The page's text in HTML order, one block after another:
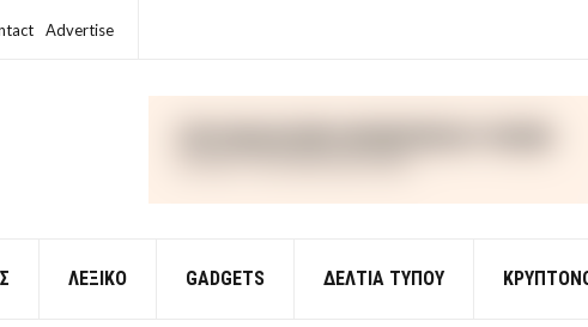
Advertise
ΛΕΞΙΚΌ GADGETS ΔΕΛΤΙΑ ΤΥΠΟΥ